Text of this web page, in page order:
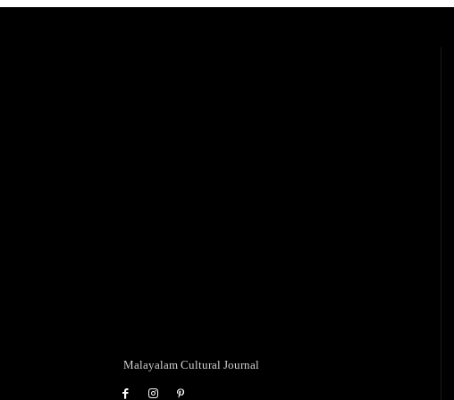
Malayalam Cultural Journal